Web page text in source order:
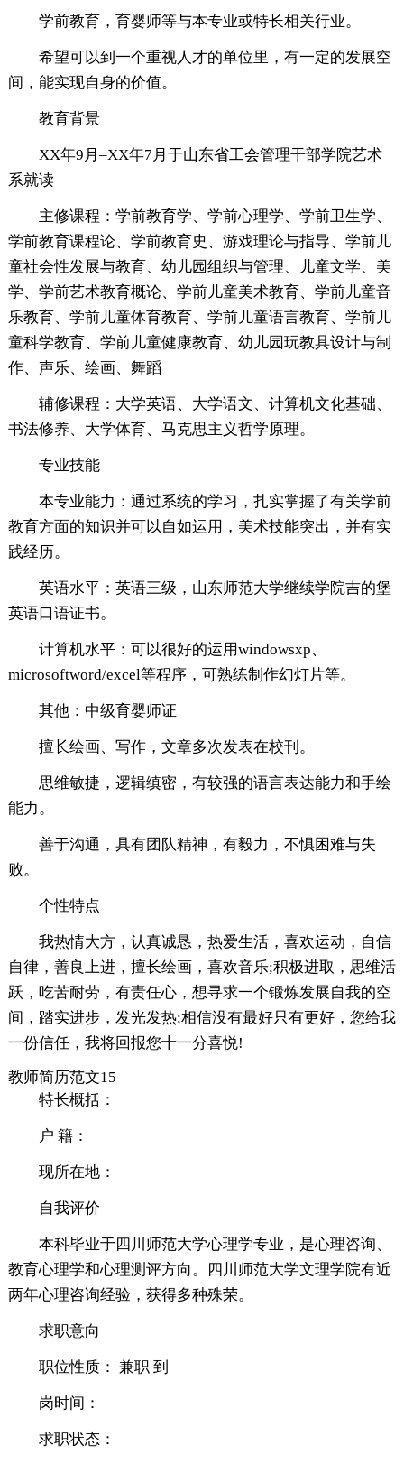
学前教育，育婴师等与本专业或特长相关行业。
希望可以到一个重视人才的单位里，有一定的发展空
间，能实现自身的价值。
教育背景
XX年9月–XX年7月于山东省工会管理干部学院艺术
系就读
主修课程：学前教育学、学前心理学、学前卫生学、
学前教育课程论、学前教育史、游戏理论与指导、学前儿
童社会性发展与教育、幼儿园组织与管理、儿童文学、美
学、学前艺术教育概论、学前儿童美术教育、学前儿童音
乐教育、学前儿童体育教育、学前儿童语言教育、学前儿
童科学教育、学前儿童健康教育、幼儿园玩教具设计与制
作、声乐、绘画、舞蹈
辅修课程：大学英语、大学语文、计算机文化基础、
书法修养、大学体育、马克思主义哲学原理。
专业技能
本专业能力：通过系统的学习，扎实掌握了有关学前
教育方面的知识并可以自如运用，美术技能突出，并有实
践经历。
英语水平：英语三级，山东师范大学继续学院吉的堡
英语口语证书。
计算机水平：可以很好的运用windowsxp、
microsoftword/excel等程序，可熟练制作幻灯片等。
其他：中级育婴师证
擅长绘画、写作，文章多次发表在校刊。
思维敏捷，逻辑缜密，有较强的语言表达能力和手绘
能力。
善于沟通，具有团队精神，有毅力，不惧困难与失
败。
个性特点
我热情大方，认真诚恳，热爱生活，喜欢运动，自信
自律，善良上进，擅长绘画，喜欢音乐;积极进取，思维活
跃，吃苦耐劳，有责任心，想寻求一个锻炼发展自我的空
间，踏实进步，发光发热;相信没有最好只有更好，您给我
一份信任，我将回报您十一分喜悦!
教师简历范文15
特长概括：
户 籍：
现所在地：
自我评价
本科毕业于四川师范大学心理学专业，是心理咨询、
教育心理学和心理测评方向。四川师范大学文理学院有近
两年心理咨询经验，获得多种殊荣。
求职意向
职位性质： 兼职 到
岗时间：
求职状态：